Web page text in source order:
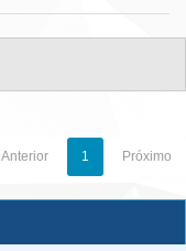
Anterior 1 Próximo